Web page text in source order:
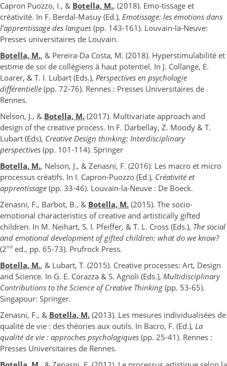
Capron Puozzo, I., & Botella, M., (2018). Emo-tissage et
créativité. In F. Berdal-Masuy (Ed.), Emotissage: les émotions dans
l’apprentissage des langues (pp. 143-161). Louvain-la-Neuve:
Presses universitaires de Louvain.
Botella, M., & Pereira-Da Costa, M. (2018). Hyperstimulabilité et
estime de soi de collégiens à haut potentiel. In J. Collange, E.
Loarer, & T. I. Lubart (Eds.), Perspectives en psychologie
différentielle (pp. 72-76). Rennes : Presses Universitaires de
Rennes.
Nelson, J., & Botella, M. (2017). Multivariate approach and
design of the creative process. In F. Darbellay, Z. Moody & T.
Lubart (Eds), Creative Design thinking: Interdisciplinary
perspectives (pp. 101-114). Springer
Botella, M., Nelson, J., & Zenasni, F. (2016). Les macro et micro
processus créatifs. In I. Capron-Puozzo (Ed.), Créativité et
apprentissage (pp. 33-46). Louvain-la-Neuve : De Boeck.
Zenasni, F., Barbot, B., & Botella, M. (2015). The socio-
emotional characteristics of creative and artistically gifted
children. In M. Neihart, S. I. Pfeiffer, & T. L. Cross (Eds.), The social
and emotional development of gifted children: what do we know?
(2nd ed., pp. 65-73). Prufrock Press.
Botella, M., & Lubart, T. (2015). Creative processes: Art, Design
and Science. In G. E. Corazza & S. Agnoli (Eds.), Multidisciplinary
Contributions to the Science of Creative Thinking (pp. 53-65).
Singapour: Springer.
Zenasni, F., & Botella, M. (2013). Les mesures individualisées de
qualité de vie : des théories aux outils. In Bacro, F. (Ed.), La
qualité de vie : approches psychologiques (pp. 25-41). Rennes :
Presses Universitaires de Rennes.